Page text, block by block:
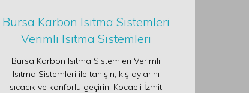
Bursa Karbon Isıtma Sistemleri
Verimli Isıtma Sistemleri
Bursa Karbon Isıtma Sistemleri Verimli
Isıtma Sistemleri ile tanışın, kış aylarını
sıcacık ve konforlu geçirin. Kocaeli İzmit